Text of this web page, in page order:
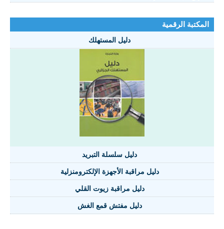
المكتبة الرقمية
دليل المستهلك
دليل سلسلة التبريد
دليل مراقبة الأجهزة الإلكترومنزلية
دليل مراقبة زيوت القلي
دليل مفتش قمع الغش